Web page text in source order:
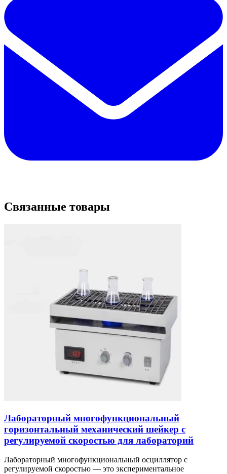
Связанные товары
Лабораторный многофункциональный
горизонтальный механический шейкер с
регулируемой скоростью для лабораторий
Лабораторный многофункциональный осциллятор с
регулируемой скоростью — это экспериментальное